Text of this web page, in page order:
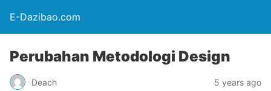
E-Dazibao.com
Perubahan Metodologi Design
Deach 5 years ago